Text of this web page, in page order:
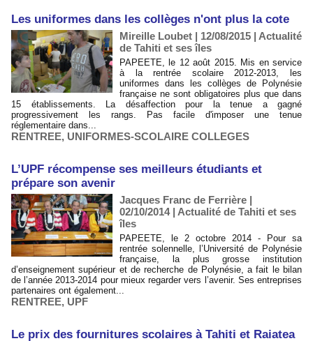
Les uniformes dans les collèges n'ont plus la cote
Mireille Loubet | 12/08/2015 | Actualité
de Tahiti et ses îles
PAPEETE, le 12 août 2015. Mis en service
à la rentrée scolaire 2012-2013, les
uniformes dans les collèges de Polynésie
française ne sont obligatoires plus que dans
15 établissements. La désaffection pour la tenue a gagné
progressivement les rangs. Pas facile d'imposer une tenue
réglementaire dans...
RENTREE, UNIFORMES-SCOLAIRE COLLEGES
L’UPF récompense ses meilleurs étudiants et
prépare son avenir
Jacques Franc de Ferrière |
02/10/2014| Actualité de Tahiti et ses
îles
PAPEETE, le 2 octobre 2014 - Pour sa
rentrée solennelle, l’Université de Polynésie
française, la plus grosse institution
d’enseignement supérieur et de recherche de Polynésie, a fait le bilan
de l’année 2013-2014 pour mieux regarder vers l’avenir. Ses entreprises
partenaires ont également...
RENTREE, UPF
Le prix des fournitures scolaires à Tahiti et Raiatea